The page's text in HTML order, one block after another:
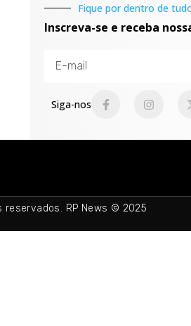
Fique por dentro de
Inscreva-se e receba
Siga-nos
reservados. RP News © 2025